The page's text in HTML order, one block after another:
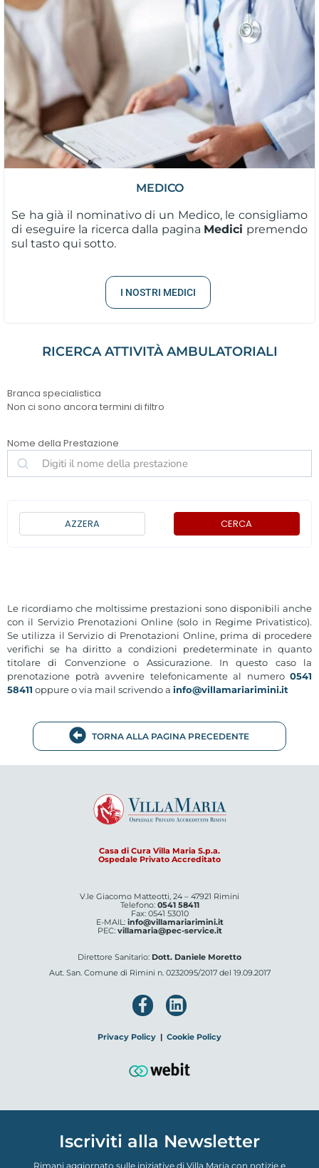
MEDICO
Se ha già il nominativo di un Medico, le consigliamo
di eseguire la ricerca dalla pagina Medici premendo
sul tasto qui sotto.
I NOSTRI MEDICI
RICERCA ATTIVITÀ AMBULATORIALI
Branca specialistica
Non ci sono ancora termini di filtro
Nome della Prestazione
CERCA
AZZERA
Le ricordiamo che moltissime prestazioni sono disponibili anche
con il Servizio Prenotazioni Online (solo in Regime Privatistico).
Se utilizza il Servizio di Prenotazioni Online, prima di procedere
verifichi se ha diritto a condizioni predeterminate in quanto
titolare di Convenzione o Assicurazione. In questo caso la
prenotazione potrà avvenire telefonicamente al numero 0541
58411 oppure o via mail scrivendo a info@villamariarimini.it
TORNA ALLA PAGINA PRECEDENTE
Casa di Cura Villa Maria S.p.a.
Ospedale Privato Accreditato
V.le Giacomo Matteotti, 24 – 47921 Rimini
Telefono: 0541 58411
Fax: 0541 53010
E-MAIL: info@villamariarimini.it
PEC: villamaria@pec-service.it
Direttore Sanitario: Dott. Daniele Moretto
Aut. San. Comune di Rimini n. 0232095/2017 del 19.09.2017
Privacy Policy | Cookie Policy
Iscriviti alla Newsletter
Rimani aggiornato sulle iniziative di Villa Maria con notizie e